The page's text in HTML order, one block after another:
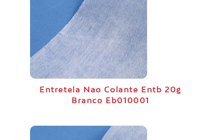
Entretela Nao Colante Entb 20g
Branco Eb010001